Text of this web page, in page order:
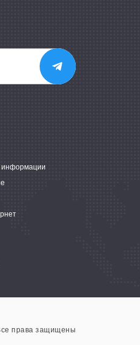
информации
права защищены